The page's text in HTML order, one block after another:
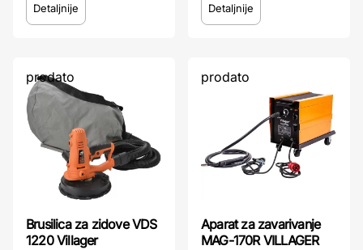
Detaljnije Detaljnije
prodato
Brusilica za zidove VDS
1220 Villager
prodato
Aparat za zavarivanje
MAG-170R VILLAGER